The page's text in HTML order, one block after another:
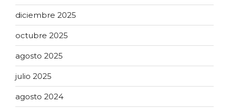
diciembre 2025
octubre 2025
agosto 2025
julio 2025
agosto 2024